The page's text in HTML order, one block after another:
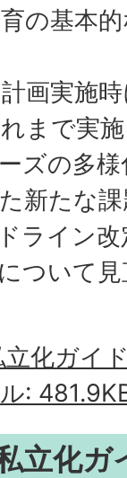
の基本
画実施
まで実
ズの多
新たな
ライン
ついて
化ガイ
:
立化ガ